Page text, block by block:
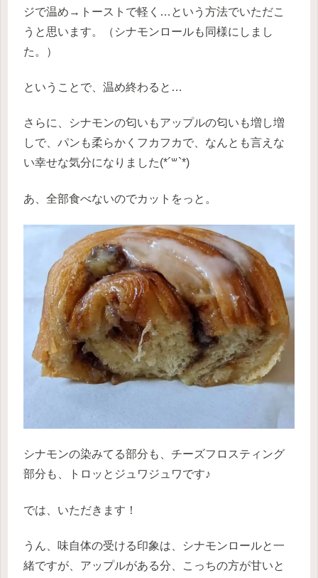
ジで温め→トーストで軽く…という方法でいただこ
うと思います。（シナモンロールも同様にしまし
た。）
ということで、温め終わると…
さらに、シナモンの匂いもアップルの匂いも増し増
しで、パンも柔らかくフカフカで、なんとも言えな
い幸せな気分になりました(*´꒳`*)
あ、全部食べないのでカットをっと。
シナモンの染みてる部分も、チーズフロスティング
部分も、トロッとジュワジュワです♪
では、いただきます！
うん、味自体の受ける印象は、シナモンロールと一
緒ですが、アップルがある分、こっちの方が甘いと